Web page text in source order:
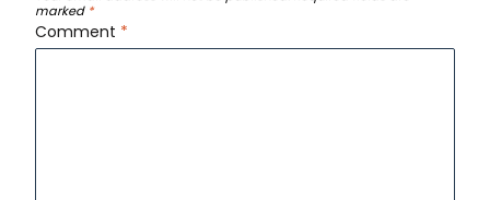
marked *
Comment *